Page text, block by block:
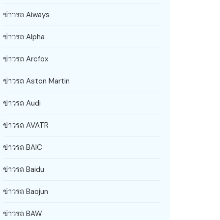
ข่าวรถ Aiways
ข่าวรถ Alpha
ข่าวรถ Arcfox
ข่าวรถ Aston Martin
ข่าวรถ Audi
ข่าวรถ AVATR
ข่าวรถ BAIC
ข่าวรถ Baidu
ข่าวรถ Baojun
ข่าวรถ BAW